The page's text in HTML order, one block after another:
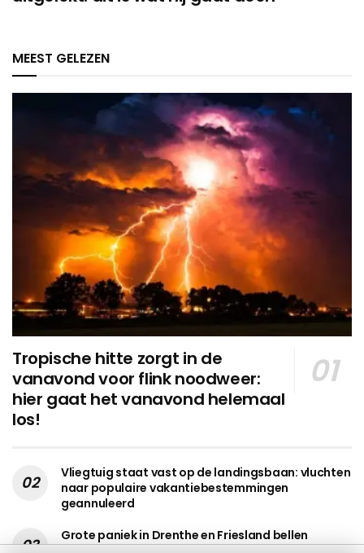
MEEST GELEZEN
Tropische hitte zorgt in de
vanavond voor flink noodweer:
hier gaat het vanavond helemaal
los!
Vliegtuig staat vast op de landingsbaan: vluchten
naar populaire vakantiebestemmingen
geannuleerd
Grote paniek in Drenthe en Friesland bellen